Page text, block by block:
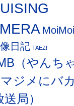
日記 TAEZ!
（やんち
ジメにバ
局）